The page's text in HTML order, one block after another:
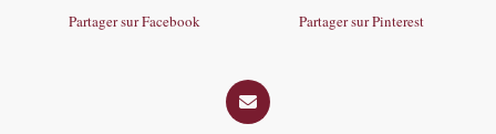
new
Partager sur Facebook
new
Partager sur Pinterest
Opens
in